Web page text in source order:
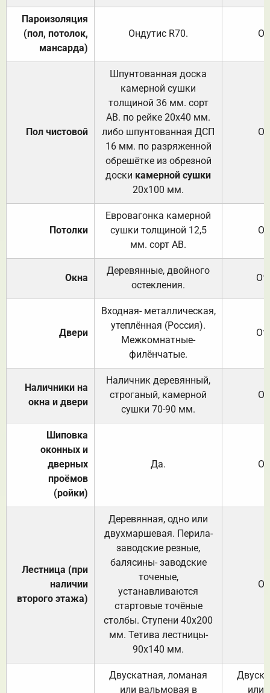
Пароизоляция
(пол, потолок,
мансарда)
Ондутис R70.
Пол чистовой
Шпунтованная доска
камерной сушки
толщиной 36 мм. сорт
АВ. по рейке 20х40 мм.
либо шпунтованная ДСП
16 мм. по разряженной
обрешётке из обрезной
доски камерной сушки
20х100 мм.
Потолки
Евровагонка камерной
сушки толщиной 12,5
мм. сорт АВ.
Окна
Деревянные, двойного
остекления.
Двери
Входная- металлическая,
утеплённая (Россия).
Межкомнатные-
филёнчатые.
Наличники на
окна и двери
Наличник деревянный,
строганый, камерной
сушки 70-90 мм.
Шиповка
оконных и
дверных
проёмов
(ройки)
Да.
Лестница (при
наличии
второго этажа)
Деревянная, одно или
двухмаршевая. Перила-
заводские резные,
балясины- заводские
точеные,
устанавливаются
стартовые точёные
столбы. Ступени 40х200
мм. Тетива лестницы-
90х140 мм.
Двускатная, ломаная
или вальмовая в
или